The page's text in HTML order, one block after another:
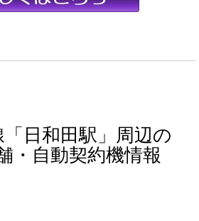
日和田駅」周辺の
・自動契約機情報